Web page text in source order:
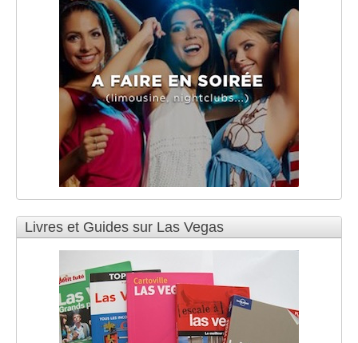
Livres et Guides sur Las Vegas